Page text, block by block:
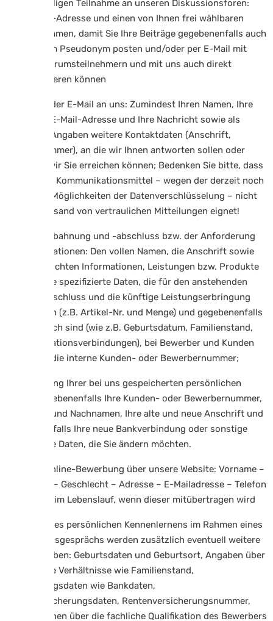
Der erstmaligen Teilnahme an unseren Diskussionsforen:
Ihre E-Mail-Adresse und einen von Ihnen frei wählbaren
Benutzernamen, damit Sie Ihre Beiträge gegebenenfalls auch
unter einem Pseudonym posten und/oder per E-Mail mit
anderen Forumsteilnehmern und mit uns auch direkt
kommunizieren können
Versand jeder E-Mail an uns: Zumindest Ihren Namen, Ihre
Absender-E-Mail-Adresse und Ihre Nachricht sowie als
freiwillige Angaben weitere Kontaktdaten (Anschrift,
Telefonnummer), an die wir Ihnen antworten sollen oder
unter der wir Sie erreichen können; Bedenken Sie bitte, dass
sich dieses Kommunikationsmittel – wegen der derzeit noch
fehlenden Möglichkeiten der Datenverschlüsselung – nicht
für den Versand von vertraulichen Mitteilungen eignet!
Vertragsanbahnung und -abschluss bzw. der Anforderung
von Informationen: Den vollen Namen, die Anschrift sowie
die gewünschten Informationen, Leistungen bzw. Produkte
und weitere spezifizierte Daten, die für den anstehenden
Vertragsabschluss und die künftige Leistungserbringung
erforderlich (z.B. Artikel-Nr. und Menge) und gegebenenfalls
auch dienlich sind (wie z.B. Geburtsdatum, Familienstand,
Kommunikationsverbindungen), bei Bewerber und Kunden
außerdem die interne Kunden- oder Bewerbernummer;
Bei Änderung Ihrer bei uns gespeicherten persönlichen
Daten: Gegebenenfalls Ihre Kunden- oder Bewerbernummer,
Ihren Vor- und Nachnamen, Ihre alte und neue Anschrift und
gegebenenfalls Ihre neue Bankverbindung oder sonstige
persönliche Daten, die Sie ändern möchten.
Bei Ihrer Online-Bewerbung über unsere Website: Vorname –
Nachname – Geschlecht – Adresse – E-Mailadresse – Telefon
– Angaben im Lebenslauf, wenn dieser mitübertragen wird
Im Falle eines persönlichen Kennenlernens im Rahmen eines
Bewerbungsgesprächs werden zusätzlich eventuell weitere
Daten erhoben: Geburtsdaten und Geburtsort, Angaben über
persönliche Verhältnisse wie Familienstand,
Abrechnungsdaten wie Bankdaten,
Sozialversicherungsdaten, Rentenversicherungsnummer,
Informationen über die fachliche Qualifikation des Bewerbers